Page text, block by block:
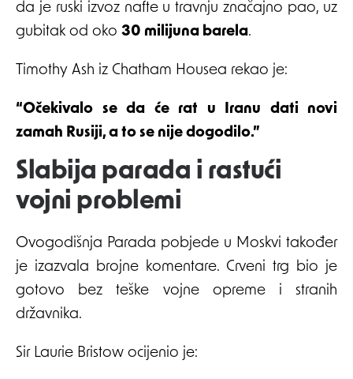
da je ruski izvoz nafte u travnju značajno pao, uz
gubitak od oko 30 milijuna barela.
Timothy Ash iz Chatham Housea rekao je:
“Očekivalo se da će rat u Iranu dati novi
zamah Rusiji, a to se nije dogodilo.”
Slabija parada i rastući
vojni problemi
Ovogodišnja Parada pobjede u Moskvi također
je izazvala brojne komentare. Crveni trg bio je
gotovo bez teške vojne opreme i stranih
državnika.
Sir Laurie Bristow ocijenio je: